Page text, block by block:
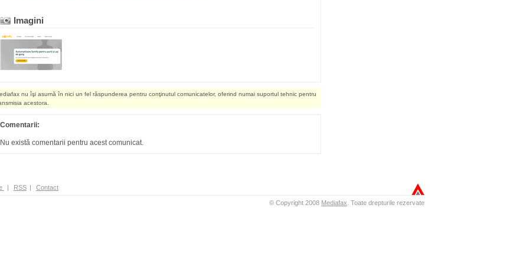
Imagini
nu îşi asumă în nici un fel răspunderea pentru conţinutul comunicatelor, oferind numai suportul tehnic pentru
acestora.
Comentarii:
Nu există comentarii pentru acest comunicat.
| RSS | Contact
© Copyright 2008 Mediafax Toate drepturile rezervate